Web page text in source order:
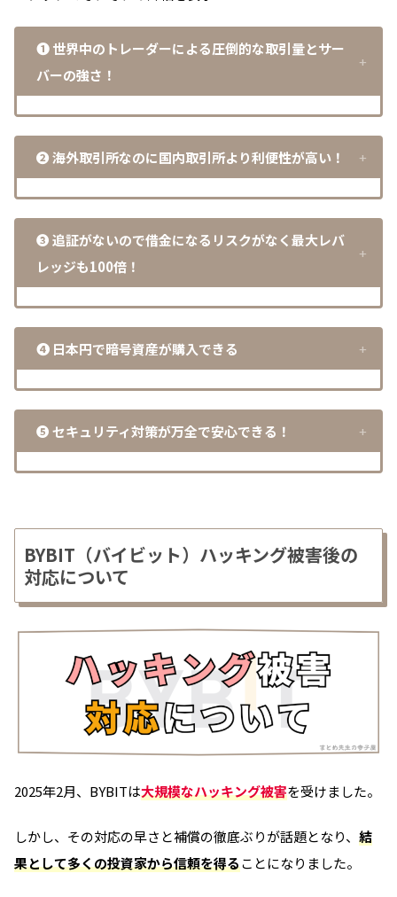
❶世界中のトレーダーによる圧倒的な取引量とサー
バーの強さ！
❷海外取引所なのに国内取引所より利便性が高い！
❸ 追証がないので借金になるリスクがなく最大レバ
レッジも100倍！
❹ 日本円で暗号資産が購入できる
❺ セキュリティ対策が万全で安心できる！
BYBIT（バイビット）ハッキング被害後の
対応について
2025年2月、BYBITは大規模なハッキング被害を受けました。
しかし、その対応の早さと補償の徹底ぶりが話題となり、 結
果として多くの投資家から信頼を得ることになりました。